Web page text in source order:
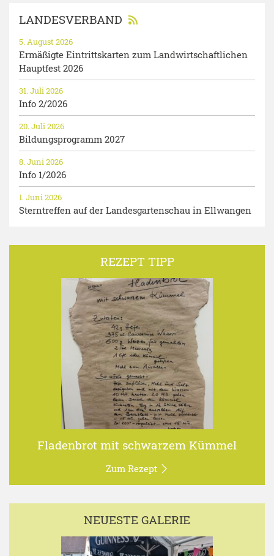
LANDESVERBAND
Ermäßigte Eintrittskarten zum Landwirtschaftlichen
Hauptfest 2026
5. August 2026
Info 2/2026
31. Juli 2026
Bildungsprogramm 2027
20. Juli 2026
Info 1/2026
8. Juni 2026
Sterntreffen auf der Landesgartenschau in Ellwangen
1. Juni 2026
REZEPT TIPP
Fladenbrot mit schwarzem Kümmel
Zum Rezept
NEUESTE GALERIE